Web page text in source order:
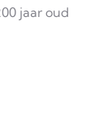
jaar oud